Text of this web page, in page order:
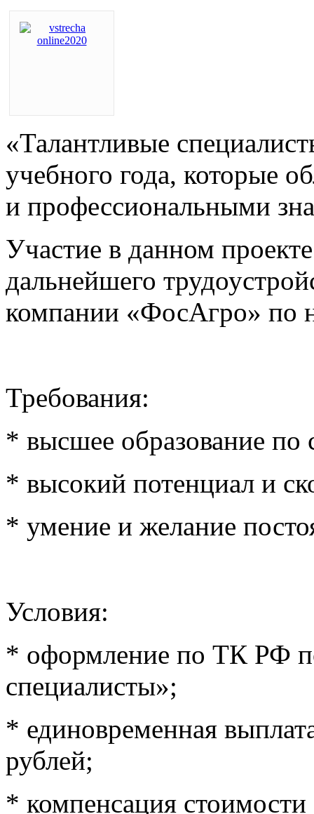
«Талантливые
учебного года, которые
и профессиональными
Участие в данном
дальнейшего
компании «ФосАгро» по
Требования:
* высшее образование
* высокий потенциал и
* умение и желание
Условия:
* оформление по ТК РФ
специалисты»;
* единовременная
рублей;
* компенсация